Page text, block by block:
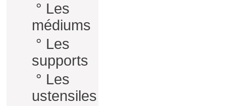
° Les
médiums
° Les
supports
° Les
ustensiles